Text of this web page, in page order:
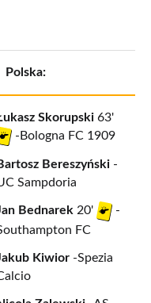
Polska:
Skorupski 63'
-Bologna FC 1909
Bereszyński -
Sampdoria
Bednarek 20'
-
FC
Kiwior -Spezia